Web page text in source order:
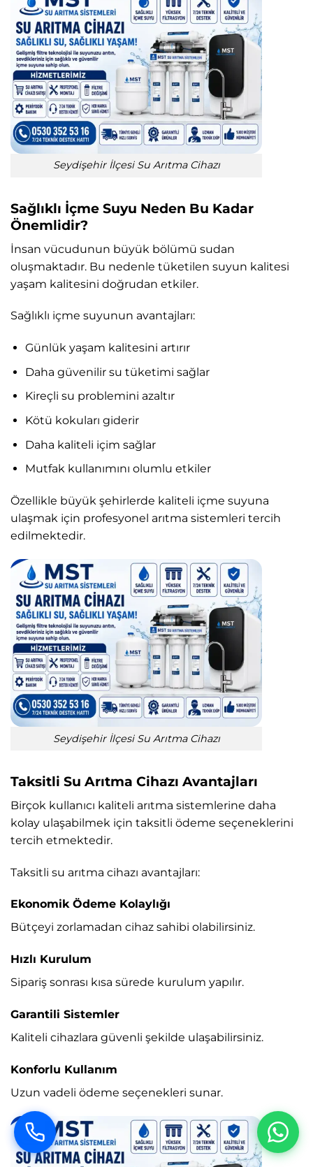
Seydişehir İlçesi Su Arıtma Cihazı
Sağlıklı İçme Suyu Neden Bu Kadar
Önemlidir?
İnsan vücudunun büyük bölümü sudan
oluşmaktadır. Bu nedenle tüketilen suyun kalitesi
yaşam kalitesini doğrudan etkiler.
Sağlıklı içme suyunun avantajları:
Günlük yaşam kalitesini artırır
Daha güvenilir su tüketimi sağlar
Kireçli su problemini azaltır
Kötü kokuları giderir
Daha kaliteli içim sağlar
Mutfak kullanımını olumlu etkiler
Özellikle büyük şehirlerde kaliteli içme suyuna
ulaşmak için profesyonel arıtma sistemleri tercih
edilmektedir.
Seydişehir İlçesi Su Arıtma Cihazı
Taksitli Su Arıtma Cihazı Avantajları
Birçok kullanıcı kaliteli arıtma sistemlerine daha
kolay ulaşabilmek için taksitli ödeme seçeneklerini
tercih etmektedir.
Taksitli su arıtma cihazı avantajları:
Ekonomik Ödeme Kolaylığı
Bütçeyi zorlamadan cihaz sahibi olabilirsiniz.
Hızlı Kurulum
Sipariş sonrası kısa sürede kurulum yapılır.
Garantili Sistemler
Kaliteli cihazlara güvenli şekilde ulaşabilirsiniz.
Konforlu Kullanım
Uzun vadeli ödeme seçenekleri sunar.